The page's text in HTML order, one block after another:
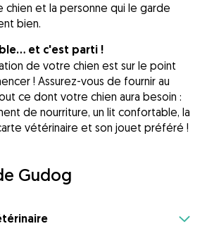
chien et la personne qui le garde
bien.
et c'est parti !
de votre chien est sur le point
! Assurez-vous de fournir au
ce dont votre chien aura besoin :
de nourriture, un lit confortable, la
vétérinaire et son jouet préféré !
Gudog